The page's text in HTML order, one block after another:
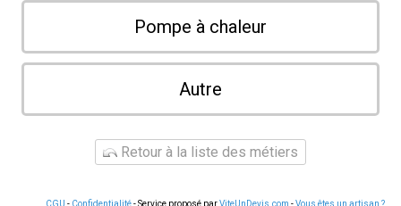
Pompe à chaleur
Autre
Retour à la liste des métiers